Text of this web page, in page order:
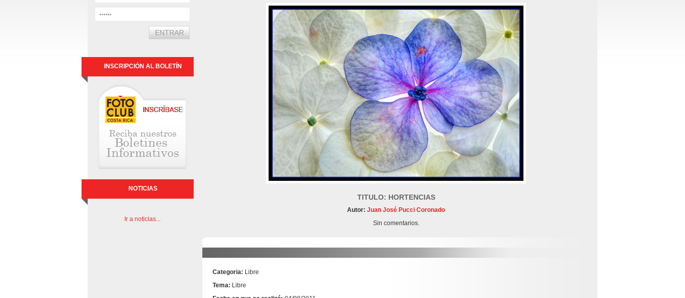
INSCRIPCIÓN AL BOLETÍN
NOTICIAS
Ir a noticias...
TITULO: HORTENCIAS
Autor: Juan José Pucci Coronado
Sin comentarios.
Categoria: Libre
Tema: Libre